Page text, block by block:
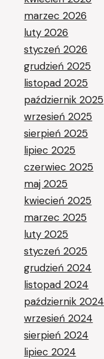
marzec 2026
luty 2026
styczeń 2026
grudzień 2025
listopad 2025
październik 2025
wrzesień 2025
sierpień 2025
lipiec 2025
czerwiec 2025
maj 2025
kwiecień 2025
marzec 2025
luty 2025
styczeń 2025
grudzień 2024
listopad 2024
październik 2024
wrzesień 2024
sierpień 2024
lipiec 2024